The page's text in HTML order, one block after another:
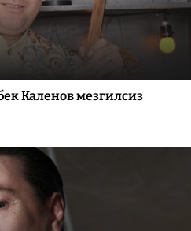
Каленов мезгилсиз